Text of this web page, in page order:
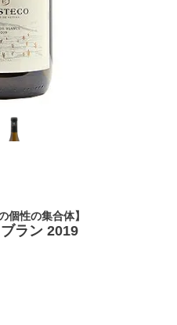
個性の集合体】
ラン 2019